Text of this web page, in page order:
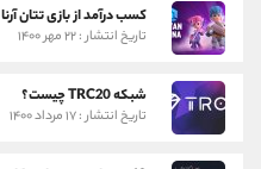
کسب درآمد از بازی تتان آرنا
تاریخ انتشار : ۲۲ مهر ۱۴۰۰
شبکه TRC20 چیست؟
تاریخ انتشار : ۱۷ مرداد ۱۴۰۰